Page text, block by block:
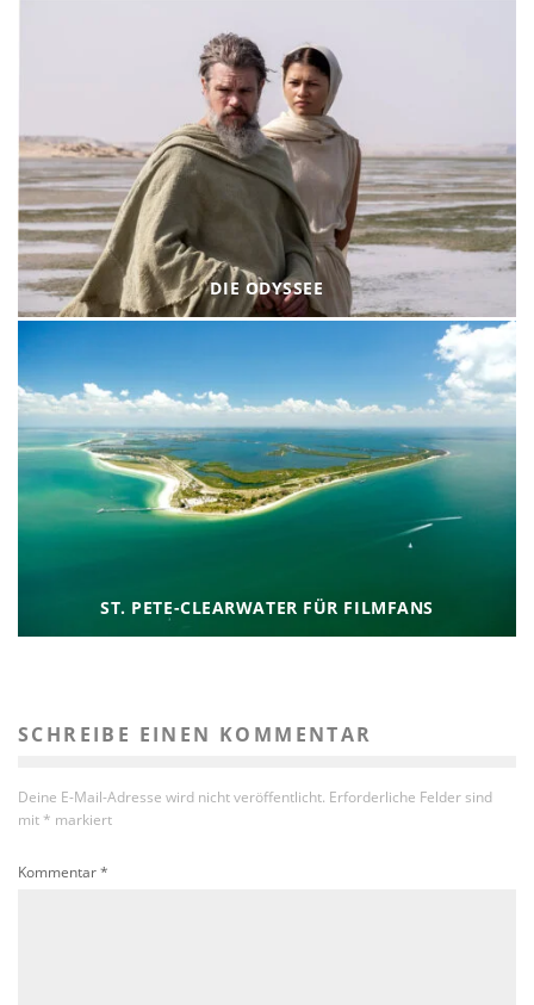
DIE ODYSSEE
ST. PETE-CLEARWATER FÜR FILMFANS
SCHREIBE EINEN KOMMENTAR
Deine E-Mail-Adresse wird nicht veröffentlicht. Erforderliche Felder sind
mit * markiert
Kommentar*